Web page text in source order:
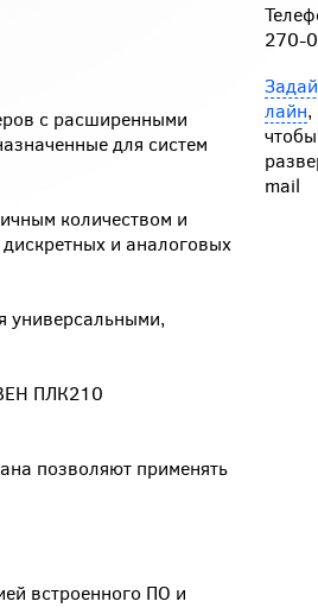
с расширенными
для систем
количеством и
и аналоговых
универсальными,
ПЛК210
позволяют применять
встроенного ПО и
270-
лайн,
mail